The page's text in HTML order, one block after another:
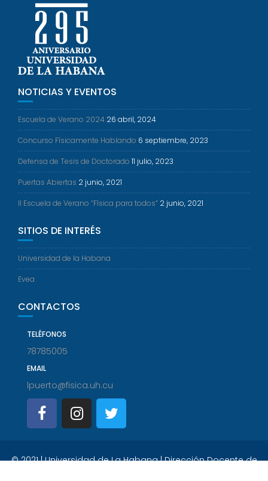
NOTICIAS Y EVENTOS
Escuela de Verano 2024 26 abril, 2024
Concurso Físicamente Hablando 6 septiembre, 2023
Defensa de Tesis de Doctorado 11 julio, 2023
Puertas Abiertas 2 junio, 2021
II Escuela de Verano “Física para todos” 2 junio, 2021
SITIOS DE INTERÉS
Universidad de la Habana
Evea
CONTACTOS
TELÉFONOS
78785005
EMAIL
lpuerto@fisica.uh.cu
© 2021 | Universidad de La Habana | Dirección Docente de